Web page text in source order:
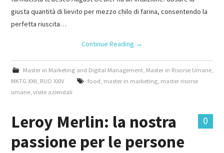
giusta quantità di lievito per mezzo chilo di farina, consentendo la
perfetta riuscita…
Continue Reading →
Master in Marketing and Digital Management, Master in Risorse Umane,
MKTG XXII RUO XXIV food master in marketing, master risorse
umane ,visite aziendali
0
Leroy Merlin: la nostra
passione per le persone